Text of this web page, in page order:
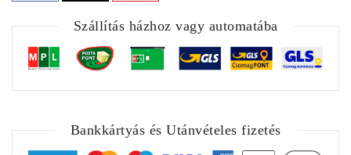
Szállítás házhoz vagy automatába
Bankkártyás és Utánvételes fizetés